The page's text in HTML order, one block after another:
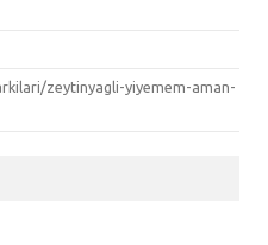
zeytinyagli-yiyemem-aman-